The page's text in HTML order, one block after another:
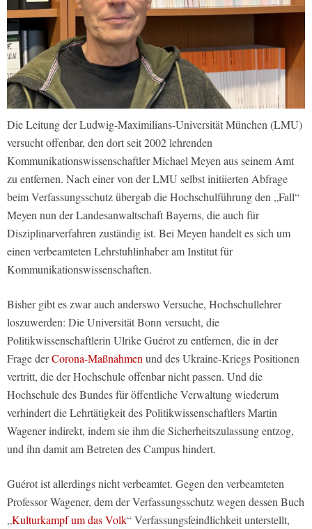
Die Leitung der Ludwig-Maximilians-Universität München (LMU)
versucht offenbar, den dort seit 2002 lehrenden
Kommunikationswissenschaftler Michael Meyen aus seinem Amt
zu entfernen. Nach einer von der LMU selbst initiierten Abfrage
beim Verfassungsschutz übergab die Hochschulführung den „Fall“
Meyen nun der Landesanwaltschaft Bayerns, die auch für
Disziplinarverfahren zuständig ist. Bei Meyen handelt es sich um
einen verbeamteten Lehrstuhlinhaber am Institut für
Kommunikationswissenschaften.
Bisher gibt es zwar auch anderswo Versuche, Hochschullehrer
loszuwerden: Die Universität Bonn versucht, die
Politikwissenschaftlerin Ulrike Guérot zu entfernen, die in der
Frage derCorona-Maßnahmen und des Ukraine-Kriegs Positionen
vertritt, die der Hochschule offenbar nicht passen. Und die
Hochschule des Bundes für öffentliche Verwaltung wiederum
verhindert die Lehrtätigkeit des Politikwissenschaftlers Martin
Wagener indirekt, indem sie ihm die Sicherheitszulassung entzog,
und ihn damit am Betreten des Campus hindert.
Guérot ist allerdings nicht verbeamtet. Gegen den verbeamteten
Professor Wagener, dem der Verfassungsschutz wegen dessen Buch
„Kulturkampf um das Volk“ Verfassungsfeindlichkeit unterstellt,